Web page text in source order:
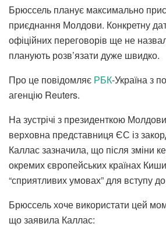
Брюссель планує максимально
приєднання Молдови. Конкретну
офіційних переговорів ще не
планують розв’язати дуже швидко.
Про це повідомляє РБК-Україна з
агенцію Reuters.
На зустрічі з президенткою
верховна представниця ЄС із
Каллас зазначила, що після зміни
окремих європейських країнах
“сприятливих умовах” для вступу
Брюссель хоче використати цей
що заявила Каллас: